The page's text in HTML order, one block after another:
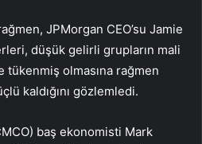
JPMorgan CEO’su Jamie
düşük gelirli grupların mali
tükenmiş olmasına rağmen
kaldığını gözlemledi.
baş ekonomisti Mark